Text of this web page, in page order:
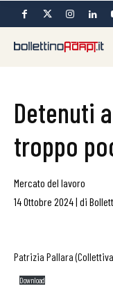
Detenuti
troppo
Mercato del lavoro
14 Ottobre 2024| di
Patrizia Pallara
Download